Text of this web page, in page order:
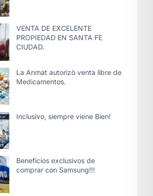
VENTA DE EXCELENTE
PROPIEDAD EN SANTA FE
CIUDAD.
La Anmat autorizò venta libre de
Medicamentos.
Inclusivo, siempre viene Bien!
Beneficios exclusivos de
comprar con Samsung!!!